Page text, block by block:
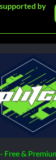
by
Free &